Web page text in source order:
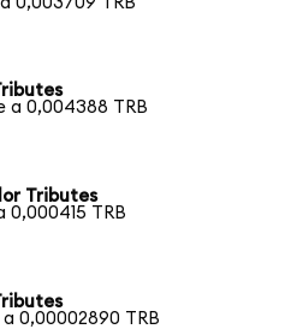
a 0,004388 TRB
Tributes
0,000415 TRB
a 0,00002890 TRB